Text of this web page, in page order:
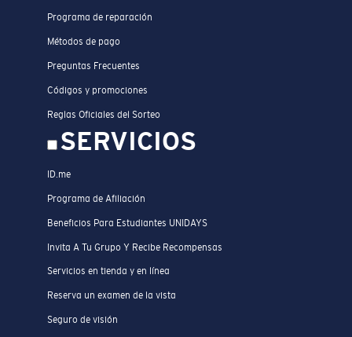
Programa de reparación
Métodos de pago
Preguntas Frecuentes
Códigos y promociones
Reglas Oficiales del Sorteo
SERVICIOS
ID.me
Programa de Afiliación
Beneficios Para Estudiantes UNIDAYS
Invita A Tu Grupo Y Recibe Recompensas
Servicios en tienda y en línea
Reserva un examen de la vista
Seguro de visión